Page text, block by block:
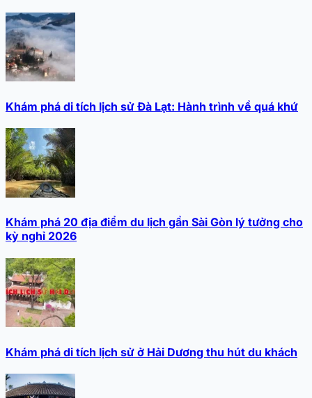
Khám phá di tích lịch sử Đà Lạt: Hành trình về quá khứ
Khám phá 20 địa điểm du lịch gần Sài Gòn lý tưởng cho
kỳ nghỉ 2026
Khám phá di tích lịch sử ở Hải Dương thu hút du khách